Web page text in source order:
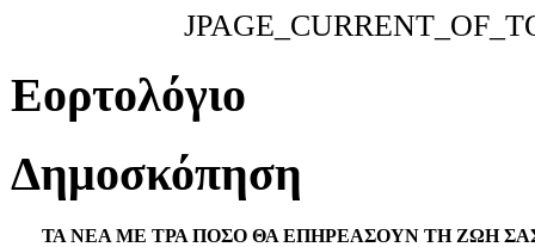
Εορτολόγιο
Δημοσκόπηση
ΤΑ ΝΕΑ ΜΕ ΤΡΑ ΠΟΣΟ ΘΑ ΕΠΗΡΕΑΣΟΥΝ ΤΗ ΖΩΗ